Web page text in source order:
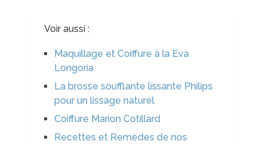
Voir aussi :
Maquillage et Coiffure à la Eva
Longoria
La brosse soufflante lissante Philips
pour un lissage naturel
Coiffure Marion Cotillard
Recettes et Remèdes de nos